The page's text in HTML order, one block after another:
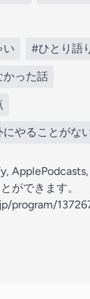
い #ひとり語
かった話
やることがな
ができます。
program/